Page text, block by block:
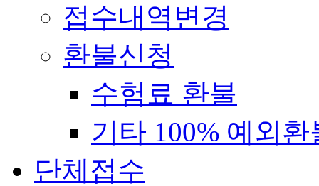
접수내역변경
환불신청
수험료 환불
기타 100% 예외환
단체접수